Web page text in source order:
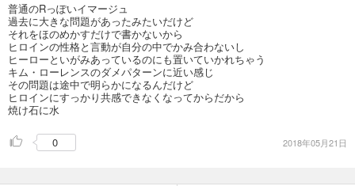
普通のRっぽいイマージュ
過去に大きな問題があったみたいだけど
それをほのめかすだけで書かないから
ヒロインの性格と言動が自分の中でかみ合わないし
ヒーローといがみあっているのにも置いていかれちゃう
キム・ローレンスのダメパターンに近い感じ
その問題は途中で明らかになるんだけど
ヒロインにすっかり共感できなくなってからだから
焼け石に水
0 2018年05月21日